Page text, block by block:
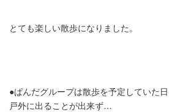
とても楽しい散歩になりました。
●ぱんだグループは散歩を予定していた
戸外に出ることが出来ず…